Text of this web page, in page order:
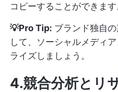
コピーすることができます
💡Pro Tip: ブランド独自
して、ソーシャルメディ
ライズしましょう。
4.競合分析とリ